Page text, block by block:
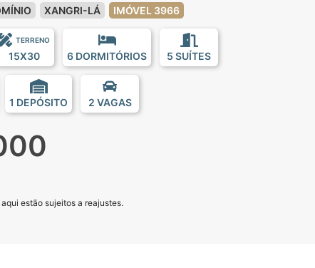
XANGRI-LÁ IMÓVEL 3966
TERRENO
15X30 6 DORMITÓRIOS 5 SUÍTES
1 DEPÓSITO 2 VAGAS
estão sujeitos a reajustes.